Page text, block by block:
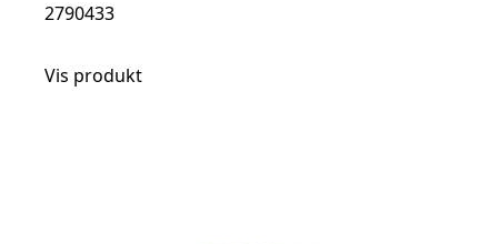
2790433
Vis produkt